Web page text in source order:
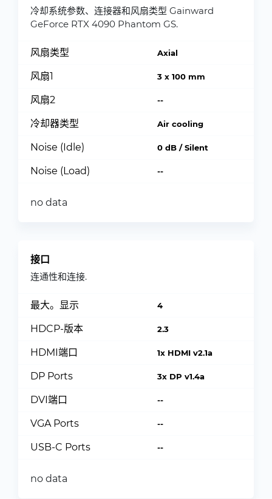
冷却系统参数、连接器和风扇类型 Gainward
GeForce RTX 4090 Phantom GS.
风扇类型 Axial
风扇1 3 x 100 mm
风扇2 --
冷却器类型 Air cooling
Noise (Idle) 0 dB / Silent
Noise (Load) --
no data
接口
连通性和连接.
最大。显示 4
HDCP-版本 2.3
HDMI端口 1x HDMI v2.1a
DP Ports 3x DP v1.4a
DVI端口 --
VGA Ports --
USB-C Ports --
no data